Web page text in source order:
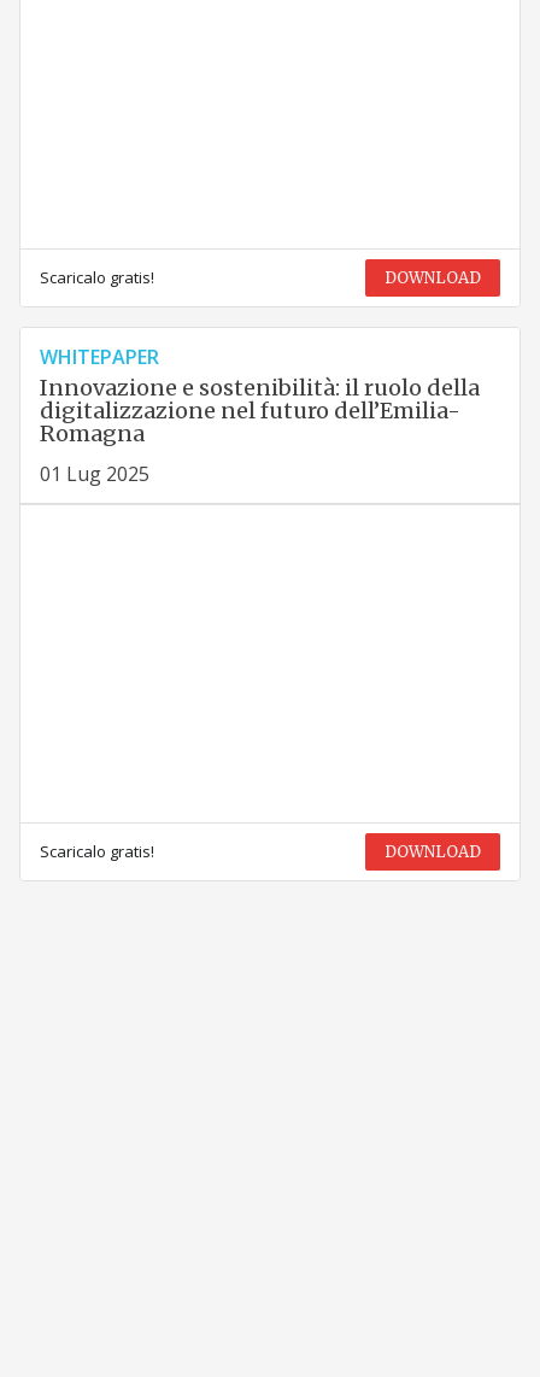
Scaricalo gratis! DOWNLOAD
WHITEPAPER
Innovazione e sostenibilità: il ruolo della
digitalizzazione nel futuro dell’Emilia-
Romagna
01 Lug 2025
Scaricalo gratis! DOWNLOAD